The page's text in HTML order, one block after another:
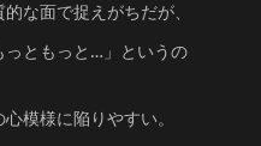
な面で捉えがちだが、
っともっと…」というの
模様に陥りやすい。